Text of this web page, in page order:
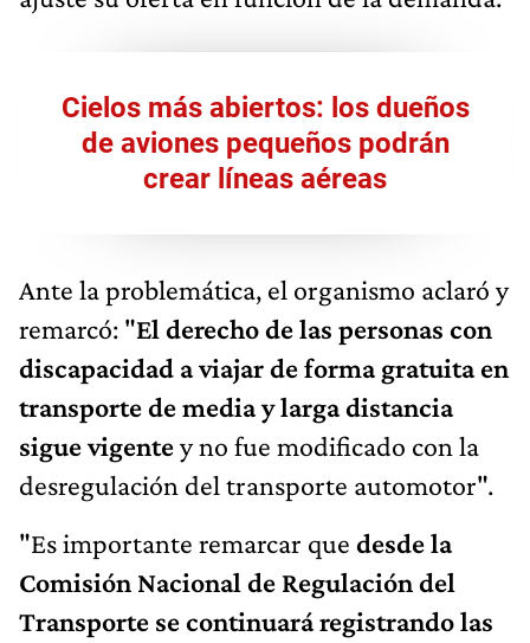
Cielos más abiertos: los dueños
de aviones pequeños podrán
crear líneas aéreas
Ante la problemática, el organismo aclaró y
remarcó: "El derecho de las personas con
discapacidad a viajar de forma gratuita en
transporte de media y larga distancia
sigue vigentey no fue modificado con la
desregulación del transporte automotor".
"Es importante remarcar que desde la
Comisión Nacional de Regulación del
Transporte se continuará registrando las